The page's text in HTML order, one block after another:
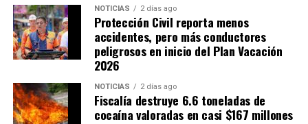
el mundo», afirmó.
Con la edición de 2026, México hizo historia al
convertirse en el primer país en albergar tres Copas del
Mundo, después de haber sido sede en 1970 y 1986. En
esta ocasión recibió partidos junto con Estados Unidos y
NOTICIAS 2 días ago
Protección Civil reporta menos
accidentes, pero más conductores
peligrosos en inicio del Plan Vacación
2026
NOTICIAS 2 días ago
Fiscalía destruye 6.6 toneladas de
cocaína valoradas en casi $167 millones